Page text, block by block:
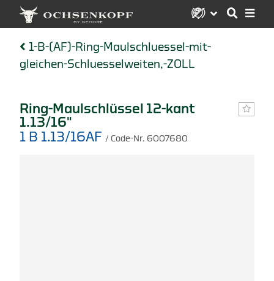
1-B-(AF)-Ring-Maulschluessel-mit-
gleichen-Schluesselweiten,-ZOLL
Ring-Maulschlüssel 12-kant
1.13/16"
1 B 1.13/16AF / Code-Nr. 6007680